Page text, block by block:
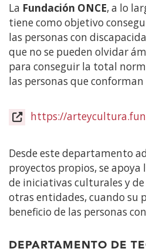
La Fundación ONCE, a lo
tiene como objetivo
las personas con
que no se pueden olvidar
para conseguir la total
las personas que
https://
Desde este departamento
proyectos propios, se
de iniciativas culturales y
otras entidades, cuando su
beneficio de las personas
DEPARTAMENTO DE